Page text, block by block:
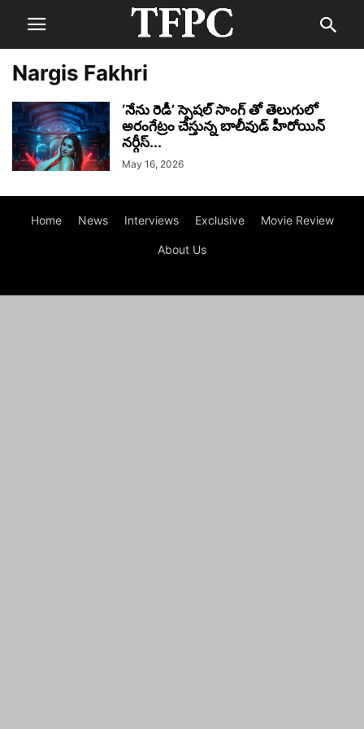
Nargis Fakhri
‘నేను రెడీ’ స్పెషల్ సాంగ్ తో తెలుగులో
అరంగేట్రం చేస్తున్న బాలీవుడ్ హీరోయిన్
నర్గీస్...
May 16, 2026
Home News Interviews Exclusive Movie Review
About Us